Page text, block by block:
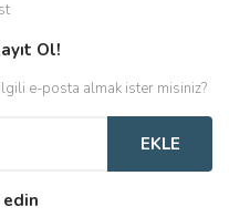
Ol!
e-posta almak ister misiniz?
EKLE